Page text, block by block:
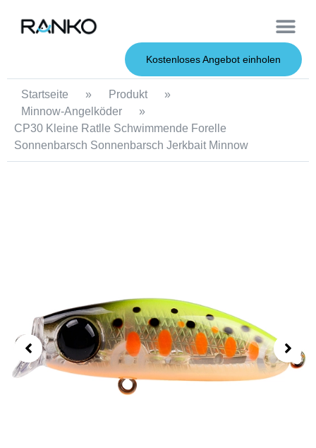
Kostenloses Angebot einholen
Startseite » Produkt
»
Minnow-Angelköder
»
CP30 Kleine Ratlle Schwimmende Forelle
Sonnenbarsch Sonnenbarsch Jerkbait Minnow